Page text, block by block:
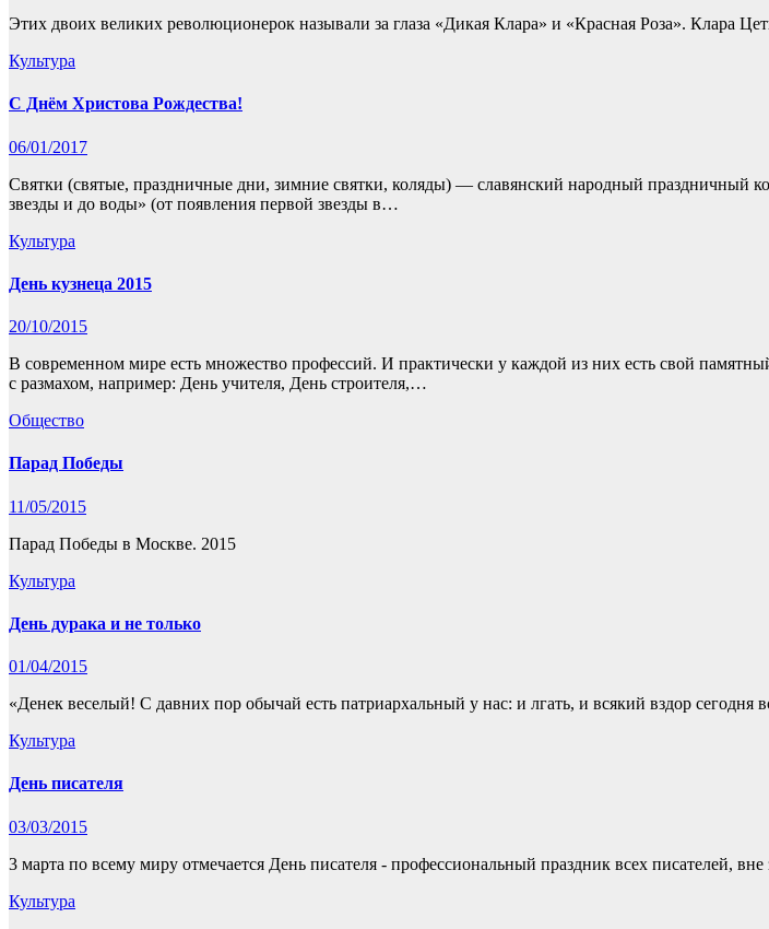
Этих двоих великих революционерок называли за глаза «Дикая Клара» и «Красная Роза». Клара
Культура
С Днём Христова Рождества!
06/01/2017
Святки (святые, праздничные дни, зимние святки, коляды) — славянский народный праздничный
звезды и до воды» (от появления первой звезды в…
Культура
День кузнеца 2015
20/10/2015
В современном мире есть множество профессий. И практически у каждой из них есть свой
с размахом, например: День учителя, День строителя,…
Общество
Парад Победы
11/05/2015
Парад Победы в Москве. 2015
Культура
День дурака и не только
01/04/2015
«Денек веселый! С давних пор обычай есть патриархальный у нас: и лгать, и всякий вздор сегодня
Культура
День писателя
03/03/2015
3 марта по всему миру отмечается День писателя - профессиональный праздник всех писателей,
Культура